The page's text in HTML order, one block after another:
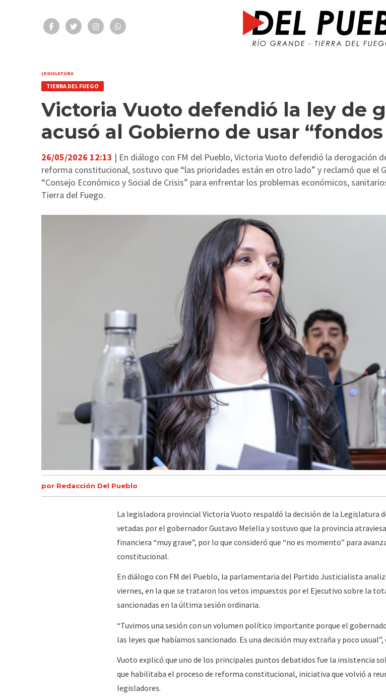
LEGISLATURA
TIERRA DEL FUEGO
Victoria Vuoto defendió la ley de
acusó al Gobierno de usar
26/05/2026 12:13 | En diálogo con FM del Pueblo, Victoria Vuoto defendió la derogación
reforma constitucional, sostuvo que “las prioridades están en otro lado” y reclamó que el
“Consejo Económico y Social de Crisis” para enfrentar los problemas económicos,
Tierra del Fuego.
por Redacción Del Pueblo
La legisladora provincial Victoria Vuoto respaldó la decisión de la Legislatura
vetadas por el gobernador Gustavo Melella y sostuvo que la provincia
financiera “muy grave”, por lo que consideró que “no es momento” para
constitucional.
En diálogo con FM del Pueblo, la parlamentaria del Partido Justicialista
viernes, en la que se trataron los vetos impuestos por el Ejecutivo sobre la
sancionadas en la última sesión ordinaria.
“Tuvimos una sesión con un volumen político importante porque el
las leyes que habíamos sancionado. Es una decisión muy extraña y poco usual”,
Vuoto explicó que uno de los principales puntos debatidos fue la insistencia
que habilitaba el proceso de reforma constitucional, iniciativa que volvió a
legisladores.